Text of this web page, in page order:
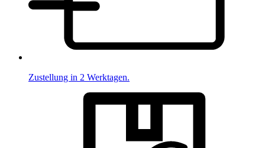
Zustellung in 2 Werktagen.